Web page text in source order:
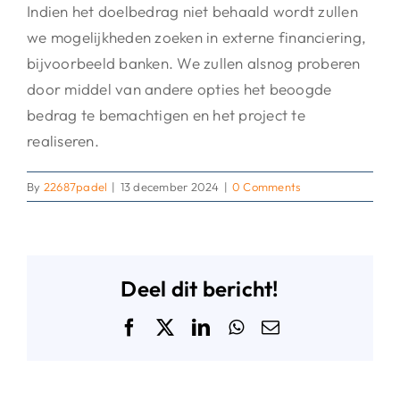
Indien het doelbedrag niet behaald wordt zullen
we mogelijkheden zoeken in externe financiering,
bijvoorbeeld banken. We zullen alsnog proberen
door middel van andere opties het beoogde
bedrag te bemachtigen en het project te
realiseren.
By 22687padel | 13 december 2024 | 0 Comments
Deel dit bericht!
FacebookLinkedInWhatsApp
Email